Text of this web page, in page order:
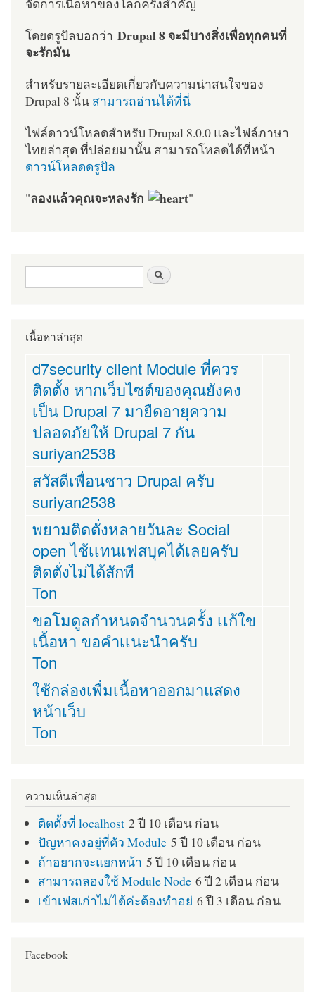
โดยดรูปัลบอกว่า Drupal 8 จะมีบางสิ่งเพื่อทุกคนที่
จะรักมัน
สำหรับรายละเอียดเกี่ยวกับความน่าสนใจของ
Drupal 8 นั้น สามารถอ่านได้ที่นี่
ไฟล์ดาวน์โหลดสำหรับ Drupal 8.0.0 และไฟล์ภาษา
ไทยล่าสุด ที่ปล่อยมานั้น สามารถโหลดได้ที่หน้า
ดาวน์โหลดดรูปัล
"ลองแล้วคุณจะหลงรัก "
ฟอร์มค้นหา
เนื้อหาล่าสุด
d7security client Module ที่ควร
ติดตั้ง หากเว็บไซต์ของคุณยังคง
เป็น Drupal 7 มายืดอายุความ
ปลอดภัยให้ Drupal 7 กัน
suriyan2538
สวัสดีเพื่อนชาว Drupal ครับ
suriyan2538
พยามติดตั่งหลายวันละ Social
open ไช้เเทนเฟสบุคได้เลยครับ
ติดตั่งไม่ได้สักที
Ton
ขอโมดูลกำหนดจำนวนครั้ง เเก้ใข
เนื้อหา ขอคำเเนะนำครับ
Ton
ใช้กล่องเพื่มเนื้อหาออกมาแสดง
หน้าเว็บ
Ton
ความเห็นล่าสุด
ติดตั้งที่ localhost 2 ปี 10 เดือน ก่อน
ปัญหาคงอยู่ที่ตัว Module 5 ปี 10 เดือน ก่อน
ถ้าอยากจะแยกหน้า 5 ปี 10 เดือน ก่อน
สามารถลองใช้ Module Node 6 ปี 2 เดือน ก่อน
เข้าเฟสเก่าไม่ได้ค่ะต้องทำอย่ 6 ปี 3 เดือน ก่อน
Facebook